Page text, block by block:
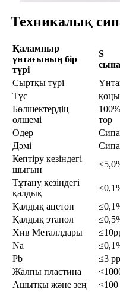
Техникалық
Қалампыр
ұнтағының бір
түрі
S
Сыртқы түрі
Түс
Бөлшектердің
өлшемі
тор
Одер
Дәмі
Кептіру кезіндегі
шығын
Тұтану кезіндегі
қалдық
Қалдық ацетон
Қалдық этанол
Хив Металлдары
Na
Pb
≤3
Жалпы пластина
Ашытқы және зең